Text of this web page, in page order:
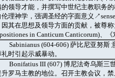
领导才能，并撰写中世纪主教职务
理神学，强调圣经的字面意义
因其在思想及领导方面的贡献，被尊
in Canticum Canticorum)、
(604-606) 萨比尼亚努斯
时引起示威暴动。
III (607) 博尼法奇乌斯三世
升罗马主教的地位。召开主教会议，